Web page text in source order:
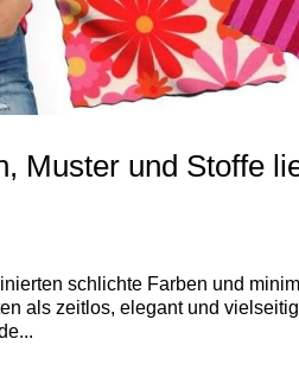
Muster und Stoffe
schlichte Farben und
als zeitlos, elegant und